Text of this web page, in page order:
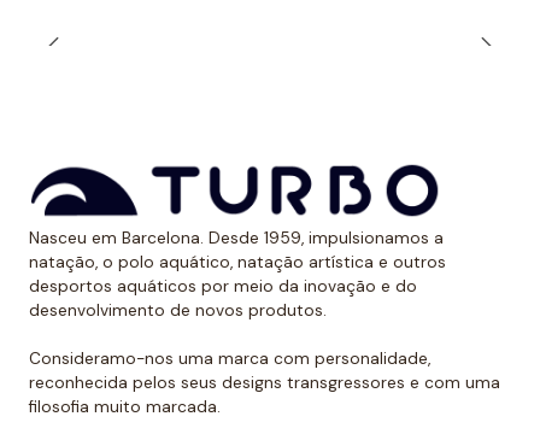
calções projetados para serem resistentes ao cloro e
muito tempo sem sofrer desgaste.
Uso recomendado de calção para
polo aquático
Da Turbo recomendamos usar o calção para praticar
polo aquático ou treinar natação. Como se encaixa
perfeitamente no corpo, dificulta que o jogador de
polo aquático seja agarrado pelos rivais, algo de vital
importância. Além disso, nossos calções não arrastam
Nasceu em Barcelona. Desde 1959, impulsionamos a
natação, o polo aquático, natação artística e outros
desportos aquáticos por meio da inovação e do
desenvolvimento de novos produtos.
Consideramo-nos uma marca com personalidade,
reconhecida pelos seus designs transgressores e com uma
filosofia muito marcada.